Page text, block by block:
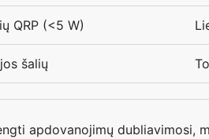
QRP (<5 W)
šalių
apdovanojimų dubliavimosi,